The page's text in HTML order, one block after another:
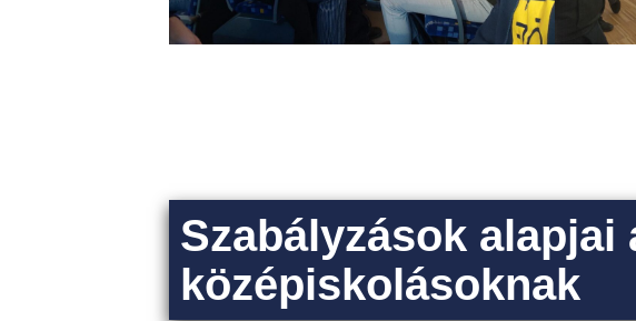
Szabályzások
középiskolásoknak